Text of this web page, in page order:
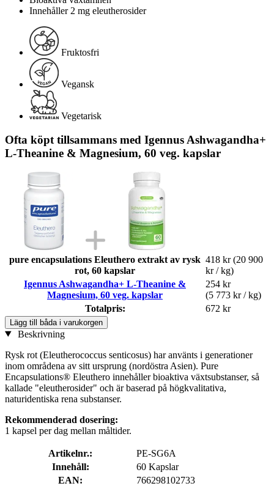
Innehåller 2 mg eleutherosider
Fruktosfri
Vegansk
Vegetarisk
Ofta köpt tillsammans med Igennus Ashwagandha+
L-Theanine & Magnesium, 60 veg. kapslar
pure encapsulations Eleuthero extrakt av rysk
rot, 60 kapslar
418 kr (20 900
kr / kg)
Igennus Ashwagandha+ L-Theanine &
Magnesium, 60 veg. kapslar
254 kr
(5 773 kr / kg)
Totalpris:
672 kr
Lägg till båda i varukorgen
Beskrivning
Rysk rot (Eleutherococcus senticosus) har använts i generationer
inom områdena av sitt ursprung (nordöstra Asien). Pure
Encapsulations® Eleuthero innehåller bioaktiva växtsubstanser, så
kallade "eleutherosider" och är baserad på högkvalitativa,
naturidentiska rena substanser.
Rekommenderad dosering:
1 kapsel per dag mellan måltider.
Artikelnr.:
PE-SG6A
Innehåll:
60 Kapslar
EAN:
766298102733